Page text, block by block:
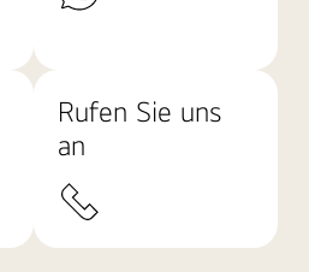
Rufen Sie uns
an